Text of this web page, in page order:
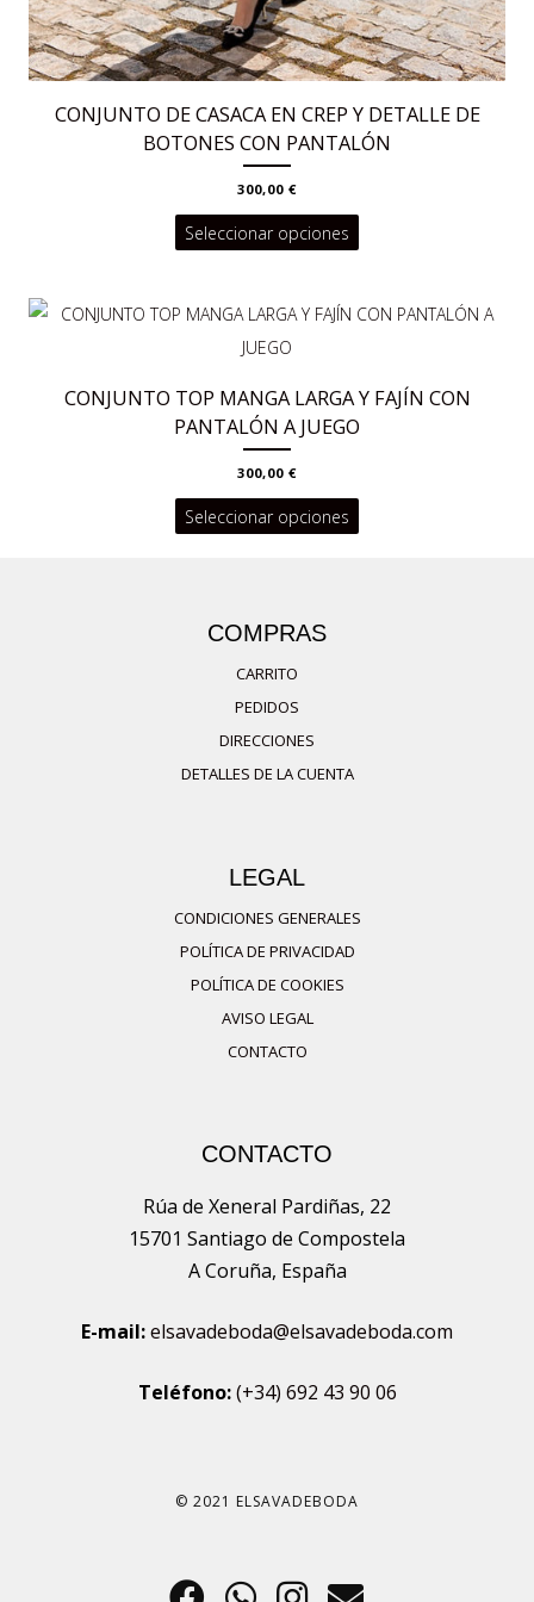
CONJUNTO DE CASACA EN CREP Y DETALLE DE
BOTONES CON PANTALÓN
300,00 €
Seleccionar opciones
Las
opciones
pueden
elegir
CONJUNTO TOP MANGA LARGA Y FAJÍN CON
PANTALÓN A JUEGO
300,00 €
Seleccionar opciones
página
COMPRAS
CARRITO
PEDIDOS
DIRECCIONES
DETALLES DE LA CUENTA
LEGAL
CONDICIONES GENERALES
POLÍTICA DE PRIVACIDAD
POLÍTICA DE COOKIES
AVISO LEGAL
CONTACTO
CONTACTO
Rúa de Xeneral Pardiñas, 22
15701 Santiago de Compostela
A Coruña, España
E-mail:elsavadeboda@elsavadeboda.com
Teléfono: (+34) 692 43 90 06
© 2021 ELSAVADEBODA